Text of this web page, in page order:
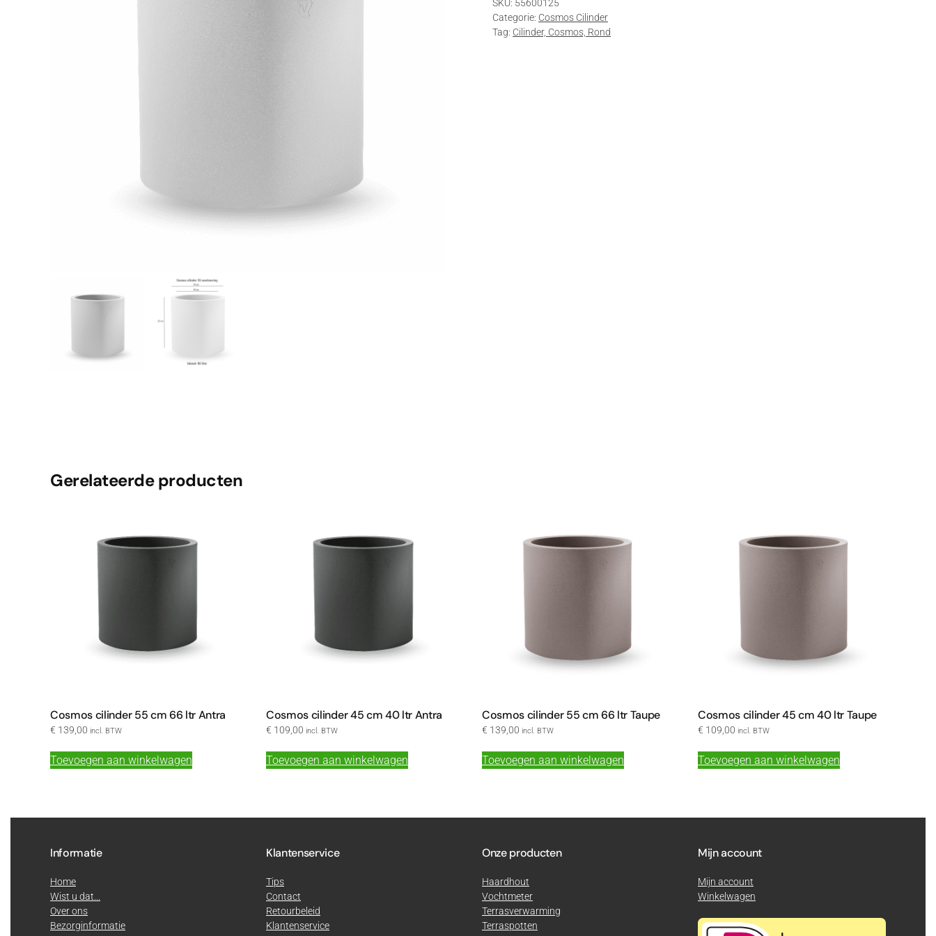
cm
66
SKU: 55600125
Categorie: Cosmos Cilinder
Tag: Cilinder, Cosmos, Rond
Gerelateerde producten
Cosmos cilinder 55 cm 66 ltr Antra
€ 139,00 incl. BTW
Toevoegen aan winkelwagen
Cosmos cilinder 45 cm 40 ltr Antra
€ 109,00 incl. BTW
Toevoegen aan winkelwagen
Cosmos cilinder 55 cm 66 ltr Taupe
€ 139,00 incl. BTW
Toevoegen aan winkelwagen
Cosmos cilinder 45 cm 40 ltr Taupe
€ 109,00 incl. BTW
Toevoegen aan winkelwagen
Informatie
Home
Wist u dat...
Over ons
Bezorginformatie
Klantenservice
Tips
Contact
Retourbeleid
Klantenservice
Onze producten
Haardhout
Vochtmeter
Terrasverwarming
Terraspotten
Mijn account
Mijn account
Winkelwagen